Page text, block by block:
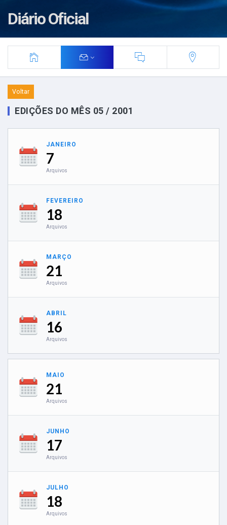
Diário Oficial
Voltar
EDIÇÕES DO MÊS 05 / 2001
JANEIRO
7
Arquivos
FEVEREIRO
18
Arquivos
MARÇO
21
Arquivos
ABRIL
16
Arquivos
MAIO
21
Arquivos
JUNHO
17
Arquivos
JULHO
18
Arquivos